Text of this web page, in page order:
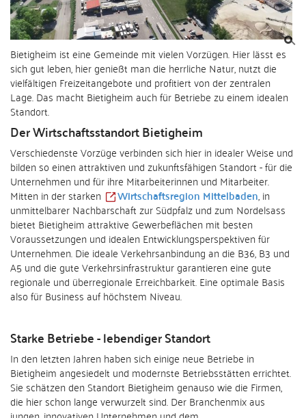
Bietigheim ist eine Gemeinde mit vielen Vorzügen. Hier lässt es
sich gut leben, hier genießt man die herrliche Natur, nutzt die
vielfältigen Freizeitangebote und profitiert von der zentralen
Lage. Das macht Bietigheim auch für Betriebe zu einem idealen
Standort.
Der Wirtschaftsstandort Bietigheim
Verschiedenste Vorzüge verbinden sich hier in idealer Weise und
bilden so einen attraktiven und zukunftsfähigen Standort - für die
Unternehmen und für ihre Mitarbeiterinnen und Mitarbeiter.
Mitten in der starken
Wirtschaftsregion Mittelbaden, in
unmittelbarer Nachbarschaft zur Südpfalz und zum Nordelsass
bietet Bietigheim attraktive Gewerbeflächen mit besten
Voraussetzungen und idealen Entwicklungsperspektiven für
Unternehmen. Die ideale Verkehrsanbindung an die B36, B3 und
A5 und die gute Verkehrsinfrastruktur garantieren eine gute
regionale und überregionale Erreichbarkeit. Eine optimale Basis
also für Business auf höchstem Niveau.
Starke Betriebe - lebendiger Standort
In den letzten Jahren haben sich einige neue Betriebe in
Bietigheim angesiedelt und modernste Betriebsstätten errichtet.
Sie schätzen den Standort Bietigheim genauso wie die Firmen,
die hier schon lange verwurzelt sind. Der Branchenmix aus